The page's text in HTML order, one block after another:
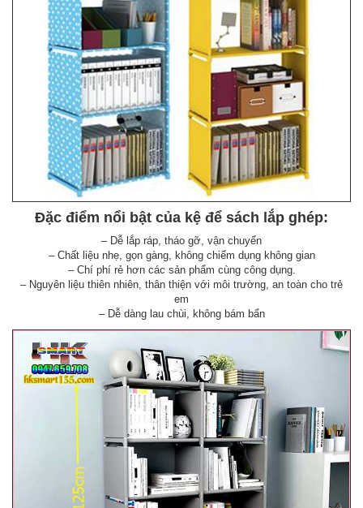
Đặc điểm nổi bật của kệ để sách lắp ghép:
– Dễ lắp ráp, tháo gỡ, vận chuyển
– Chất liệu nhẹ, gọn gàng, không chiếm dụng không gian
– Chí phí rẻ hơn các sản phẩm cùng công dụng.
– Nguyên liệu thiên nhiên, thân thiện với môi trường, an toàn cho trẻ
em
– Dễ dàng lau chùi, không bám bẩn